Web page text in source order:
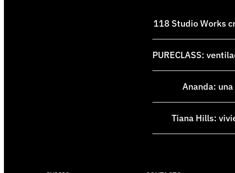
118 Studio Works
PURECLASS:
Ananda:
Tiana Hills: